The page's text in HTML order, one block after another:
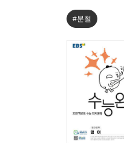
#분철